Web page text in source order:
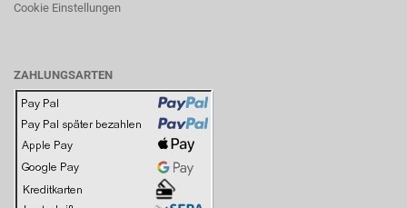
Cookie Einstellungen
ZAHLUNGSARTEN